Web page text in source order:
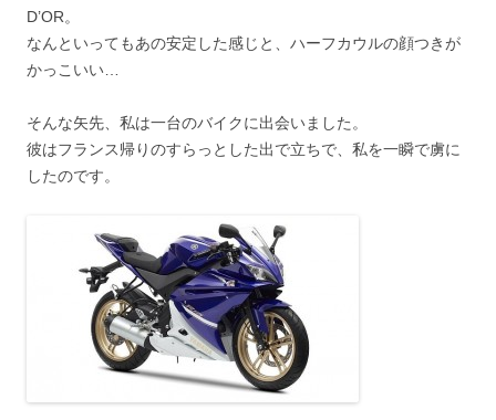
D’OR。
なんといってもあの安定した感じと、ハーフカウルの顔つきが
かっこいい…
そんな矢先、私は一台のバイクに出会いました。
彼はフランス帰りのすらっとした出で立ちで、私を一瞬で虜に
したのです。